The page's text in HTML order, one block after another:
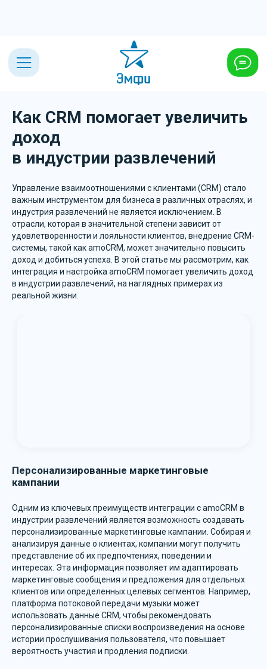
+7 (495) 432-23-03
Как CRM помогает увеличить
доход
в индустрии развлечений
Управление взаимоотношениями с клиентами (CRM) стало
важным инструментом для бизнеса в различных отраслях, и
индустрия развлечений не является исключением. В
отрасли, которая в значительной степени зависит от
удовлетворенности и лояльности клиентов, внедрение CRM-
системы, такой как amoCRM, может значительно повысить
доход и добиться успеха. В этой статье мы рассмотрим, как
интеграция и настройка amoCRM помогает увеличить доход
в индустрии развлечений, на наглядных примерах из
реальной жизни.
Персонализированные маркетинговые
кампании
Одним из ключевых преимуществ интеграции с amoCRM в
индустрии развлечений является возможность создавать
персонализированные маркетинговые кампании. Собирая и
анализируя данные о клиентах, компании могут получить
представление об их предпочтениях, поведении и
интересах. Эта информация позволяет им адаптировать
маркетинговые сообщения и предложения для отдельных
клиентов или определенных целевых сегментов. Например,
платформа потоковой передачи музыки может
использовать данные CRM, чтобы рекомендовать
персонализированные списки воспроизведения на основе
истории прослушивания пользователя, что повышает
вероятность участия и продления подписки.